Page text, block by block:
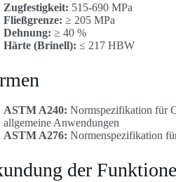
Zugfestigkeit: 515-690 MPa
Fließgrenze: ≥ 205 MPa
Dehnung: ≥ 40 %
Härte (Brinell): ≤ 217 HBW
ASTM A240: Normspezifikation für
allgemeine Anwendungen
ASTM A276: Normenspezifikation
der